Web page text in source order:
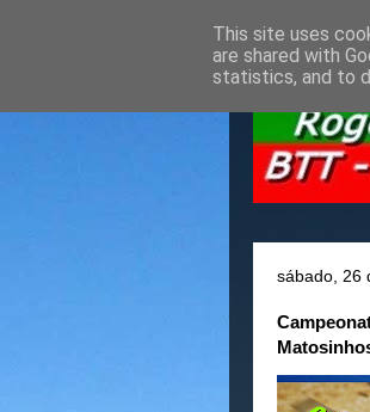
sábado, 26
This site uses
are shared with
statistics, and to